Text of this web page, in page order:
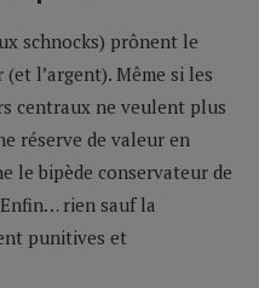
schnocks) prônent le
l’argent). Même si les
centraux ne veulent plus
réserve de valeur en
le bipède conservateur de
rien sauf la
punitives et